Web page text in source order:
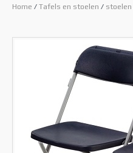
Home / Tafels en stoelen / stoelen